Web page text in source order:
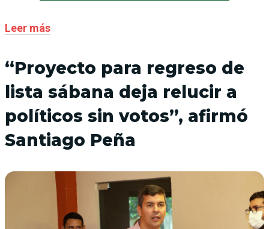
Leer más
“Proyecto para regreso de
lista sábana deja relucir a
políticos sin votos”, afirmó
Santiago Peña